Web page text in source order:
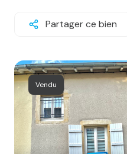
locations
vendus
estimation
notre
agence
Partager ce bien
Vendu